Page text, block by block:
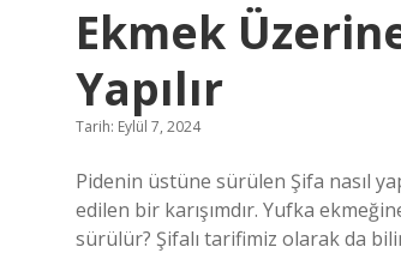
Ekmek
Yapılır
Tarih: Eylül 7, 2024
Pidenin üstüne sürülen Şifa nasıl
edilen bir karışımdır. Yufka
sürülür? Şifalı tarifimiz olarak da